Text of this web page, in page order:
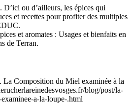
ou d’ailleurs, les épices qui
et recettes pour profiter des multiples
et aromates : Usages et bienfaits en
de Terran.
La Composition du Miel examinée à la
blog/post/la-
a-la-loupe-.html